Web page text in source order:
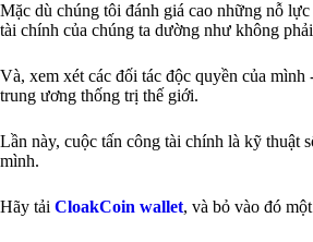
Mặc dù chúng tôi đánh giá cao những nỗ
tài chính của chúng ta dường như không
Và, xem xét các đối tác độc quyền của
trung ương thống trị thế giới.
Lần này, cuộc tấn công tài chính là kỹ thuật
mình.
Hãy tải CloakCoin wallet, và bỏ vào đó